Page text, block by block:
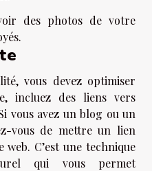
des photos de votre
vous devez optimiser
incluez des liens vers
vous avez un blog ou un
vous de mettre un lien
C’est une technique
qui vous permet